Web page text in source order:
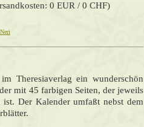
0 EUR / 0 CHF)
Theresiaverlag ein wunderschön
mit 45 farbigen Seiten, der jeweils
Der Kalender umfaßt nebst dem